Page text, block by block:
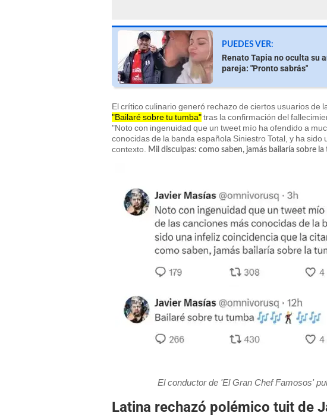
PUEDES VER:
Renato Tapia no oculta su
pareja: "Pronto sabrás"
El crítico culinario generó rechazo de ciertos usuarios de
"Bailaré sobre tu tumba"tras la confirmación del
"Noto con ingenuidad que un tweet mío ha ofendido a
conocidas de la banda española Siniestro Total, y ha
contexto.
Mil disculpas: como saben, jamás bailaría sobre
El conductor de 'El Gran Chef Famosos'
Latina rechazó polémico tuit de